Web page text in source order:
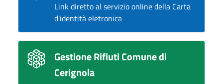
Link diretto al servizio online della Carta
d'identità eletronica
Gestione Rifiuti Comune di
Cerignola